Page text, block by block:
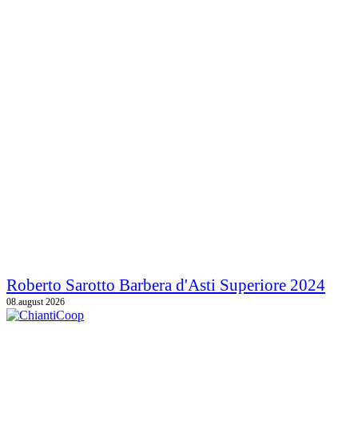
Roberto Sarotto Barbera d'Asti Superiore 2024
08.august 2026